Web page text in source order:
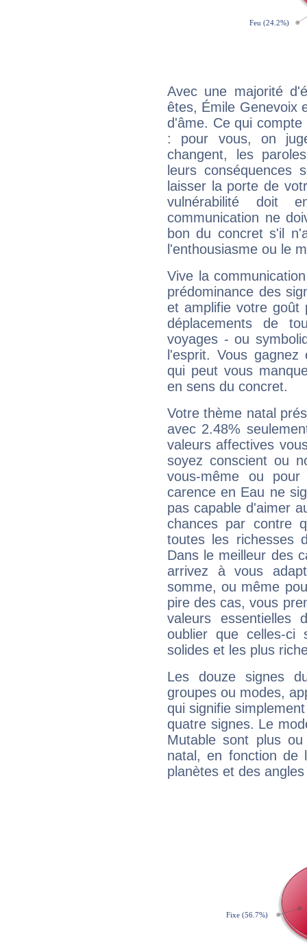
Avec une majorité
êtes, Émile Genevoix
d'âme. Ce qui
: pour vous, on
changent, les
leurs conséquences
laisser la porte de
vulnérabilité doit
communication ne
bon du concret s'il
l'enthousiasme ou le
Vive la
prédominance des
et amplifie votre goût
déplacements de
voyages - ou
l'esprit. Vous
qui peut vous
en sens du concret.
Votre thème natal
avec 2.48%
valeurs affectives
soyez conscient ou
vous-même ou
carence en Eau ne
pas capable d'aimer
chances par contre
toutes les richesses
Dans le meilleur des
arrivez à vous
somme, ou même
pire des cas, vous
valeurs
oublier que celles-
solides et les plus
Les douze signes
groupes ou modes,
qui signifie
quatre signes. Le
Mutable sont plus
natal, en fonction de
planètes et des